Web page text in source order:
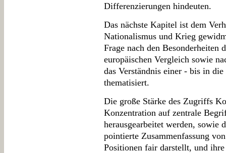
Differenzierungen hindeuten.
Das nächste Kapitel ist dem
Nationalismus und Krieg
Frage nach den Besonderheiten
europäischen Vergleich sowie
das Verständnis einer - bis in
thematisiert.
Die große Stärke des Zugriffs
Konzentration auf zentrale
herausgearbeitet werden, sowie
pointierte Zusammenfassung
Positionen fair darstellt, und